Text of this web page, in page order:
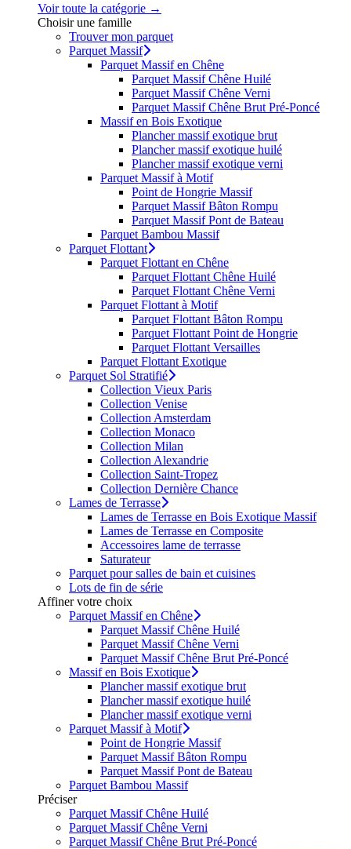
Voir toute la catégorie →
Choisir une famille
Trouver mon parquet
Parquet Massif
Parquet Massif en Chêne
Parquet Massif Chêne Huilé
Parquet Massif Chêne Verni
Parquet Massif Chêne Brut Pré-Poncé
Massif en Bois Exotique
Plancher massif exotique brut
Plancher massif exotique huilé
Plancher massif exotique verni
Parquet Massif à Motif
Point de Hongrie Massif
Parquet Massif Bâton Rompu
Parquet Massif Pont de Bateau
Parquet Bambou Massif
Parquet Flottant
Parquet Flottant en Chêne
Parquet Flottant Chêne Huilé
Parquet Flottant Chêne Verni
Parquet Flottant à Motif
Parquet Flottant Bâton Rompu
Parquet Flottant Point de Hongrie
Parquet Flottant Versailles
Parquet Flottant Exotique
Parquet Sol Stratifié
Collection Vieux Paris
Collection Venise
Collection Amsterdam
Collection Monaco
Collection Milan
Collection Alexandrie
Collection Saint-Tropez
Collection Dernière Chance
Lames de Terrasse
Lames de Terrasse en Bois Exotique Massif
Lames de Terrasse en Composite
Accessoires lame de terrasse
Saturateur
Parquet pour salles de bain et cuisines
Lots de fin de série
Affiner votre choix
Parquet Massif en Chêne
Parquet Massif Chêne Huilé
Parquet Massif Chêne Verni
Parquet Massif Chêne Brut Pré-Poncé
Massif en Bois Exotique
Plancher massif exotique brut
Plancher massif exotique huilé
Plancher massif exotique verni
Parquet Massif à Motif
Point de Hongrie Massif
Parquet Massif Bâton Rompu
Parquet Massif Pont de Bateau
Parquet Bambou Massif
Préciser
Parquet Massif Chêne Huilé
Parquet Massif Chêne Verni
Parquet Massif Chêne Brut Pré-Poncé